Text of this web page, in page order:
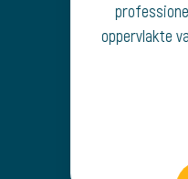
oppervlakte